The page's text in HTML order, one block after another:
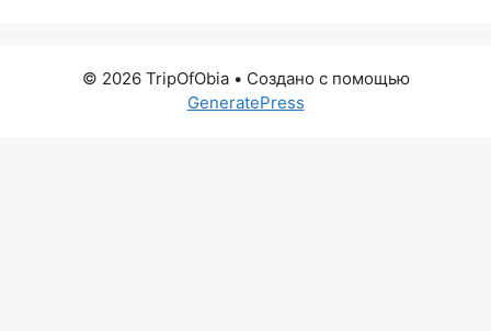
© 2026 TripOfObia• Создано с помощью
GeneratePress